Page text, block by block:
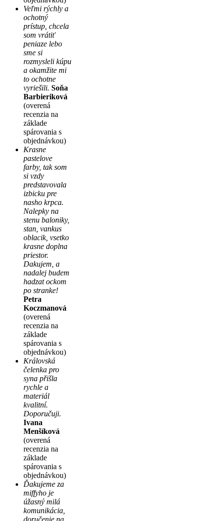
Veľmi rýchly a
ochotný
prístup, chcela
som vrátiť
peniaze lebo
sme si
rozmysleli kúpu
a okamžite mi
to ochotne
vyriešili. Soňa
Barbieriková
(overená
recenzia na
základe
spárovania s
objednávkou)
Krasne
pastelove
farby, tak som
si vzdy
predstavovala
izbicku pre
nasho krpca.
Nalepky na
stenu baloniky,
stan, vankus
oblacik, vsetko
krasne doplna
priestor.
Dakujem, a
nadalej budem
hadzat ockom
po stranke!
Petra
Koczmanová
(overená
recenzia na
základe
spárovania s
objednávkou)
Královská
čelenka pro
syna přišla
rychle a
materiál
kvalitní.
Doporučuji.
Ivana
Menšíková
(overená
recenzia na
základe
spárovania s
objednávkou)
Ďakujeme za
miffyho je
úžasný milá
komunikácia,
doručenie na